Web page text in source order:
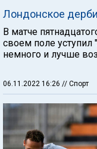
Лондонское
В матче
своем поле
немного и лучше
06.11.2022 16:26 // Спорт